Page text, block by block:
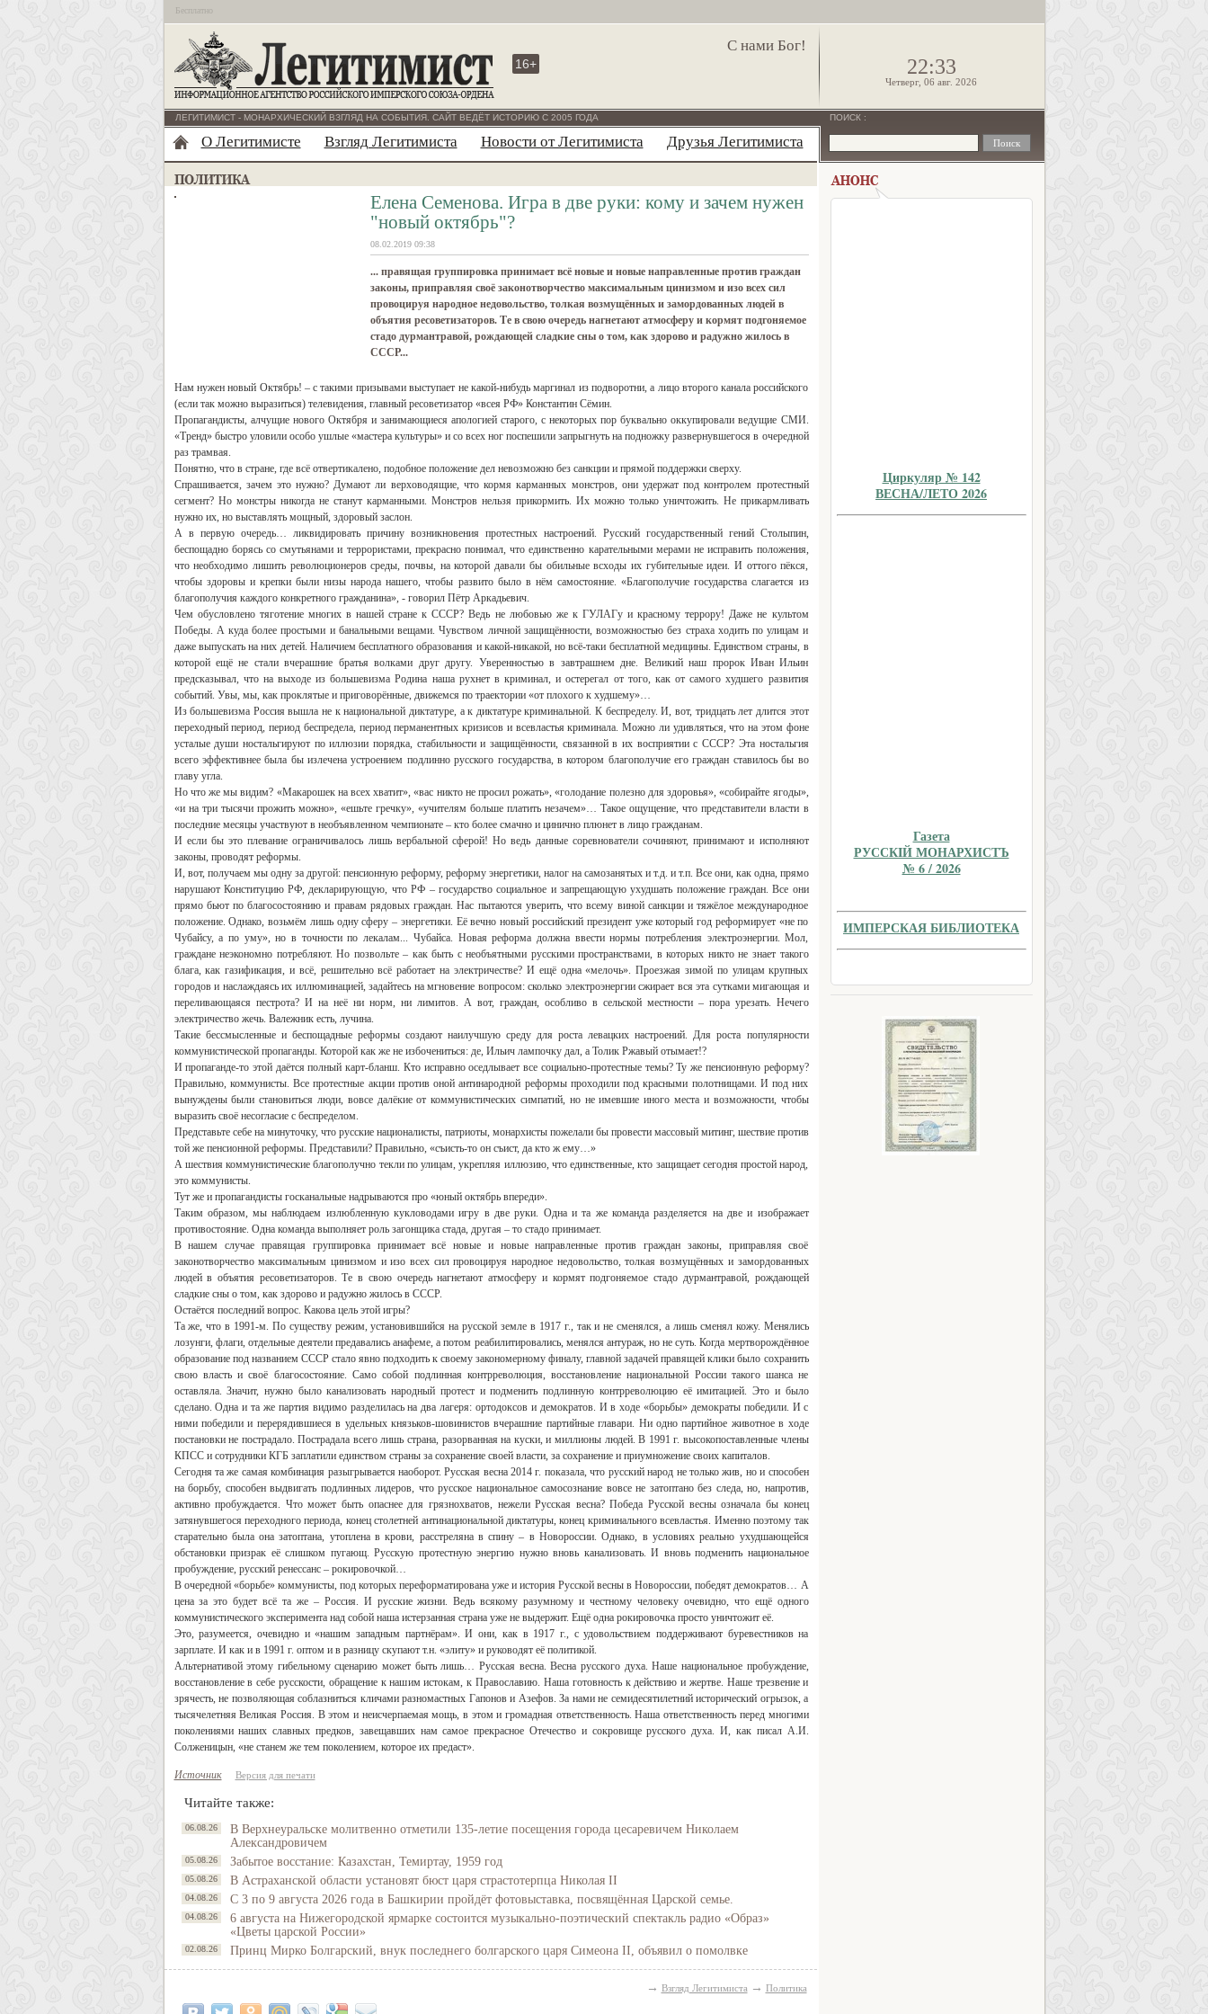
Бесплатно
С нами Бог!
16+ 22:33
Четверг, 06 авг. 2026
ЛЕГИТИМИСТ - МОНАРХИЧЕСКИЙ ВЗГЛЯД НА СОБЫТИЯ. САЙТ ВЕДЁТ ИСТОРИЮ С 2005 ГОДА
О Легитимисте Взгляд Легитимиста Новости от Легитимиста Друзья Легитимиста
Елена Семенова. Игра в две руки: кому и зачем нужен
"новый октябрь"?
08.02.2019 09:38
... правящая группировка принимает всё новые и новые направленные против граждан
законы, приправляя своё законотворчество максимальным цинизмом и изо всех сил
провоцируя народное недовольство, толкая возмущённых и замордованных людей в
объятия ресоветизаторов. Те в свою очередь нагнетают атмосферу и кормят подгоняемое
стадо дурмантравой, рождающей сладкие сны о том, как здорово и радужно жилось в
СССР...
Нам нужен новый Октябрь! – с такими призывами выступает не какой-нибудь маргинал из подворотни, а лицо второго канала российского
(если так можно выразиться) телевидения, главный ресоветизатор «всея РФ» Константин Сёмин.
Пропагандисты, алчущие нового Октября и занимающиеся апологией старого, с некоторых пор буквально оккупировали ведущие СМИ.
«Тренд» быстро уловили особо ушлые «мастера культуры» и со всех ног поспешили запрыгнуть на подножку развернувшегося в очередной
раз трамвая.
Понятно, что в стране, где всё отвертикалено, подобное положение дел невозможно без санкции и прямой поддержки сверху.
Спрашивается, зачем это нужно? Думают ли верховодящие, что кормя карманных монстров, они удержат под контролем протестный
сегмент? Но монстры никогда не станут карманными. Монстров нельзя прикормить. Их можно только уничтожить. Не прикармливать
нужно их, но выставлять мощный, здоровый заслон.
А в первую очередь… ликвидировать причину возникновения протестных настроений. Русский государственный гений Столыпин,
беспощадно борясь со смутьянами и террористами, прекрасно понимал, что единственно карательными мерами не исправить положения,
что необходимо лишить революционеров среды, почвы, на которой давали бы обильные всходы их губительные идеи. И оттого пёкся,
чтобы здоровы и крепки были низы народа нашего, чтобы развито было в нём самостояние. «Благополучие государства слагается из
благополучия каждого конкретного гражданина», - говорил Пётр Аркадьевич.
Чем обусловлено тяготение многих в нашей стране к СССР? Ведь не любовью же к ГУЛАГу и красному террору! Даже не культом
Победы. А куда более простыми и банальными вещами. Чувством личной защищённости, возможностью без страха ходить по улицам и
даже выпускать на них детей. Наличием бесплатного образования и какой-никакой, но всё-таки бесплатной медицины. Единством страны, в
которой ещё не стали вчерашние братья волками друг другу. Уверенностью в завтрашнем дне. Великий наш пророк Иван Ильин
предсказывал, что на выходе из большевизма Родина наша рухнет в криминал, и остерегал от того, как от самого худшего развития
событий. Увы, мы, как проклятые и приговорённые, движемся по траектории «от плохого к худшему»…
Из большевизма Россия вышла не к национальной диктатуре, а к диктатуре криминальной. К беспределу. И, вот, тридцать лет длится этот
переходный период, период беспредела, период перманентных кризисов и всевластья криминала. Можно ли удивляться, что на этом фоне
усталые души ностальгируют по иллюзии порядка, стабильности и защищённости, связанной в их восприятии с СССР? Эта ностальгия
всего эффективнее была бы излечена устроением подлинно русского государства, в котором благополучие его граждан ставилось бы во
главу угла.
Но что же мы видим? «Макарошек на всех хватит», «вас никто не просил рожать», «голодание полезно для здоровья», «собирайте ягоды»,
«и на три тысячи прожить можно», «ешьте гречку», «учителям больше платить незачем»… Такое ощущение, что представители власти в
последние месяцы участвуют в необъявленном чемпионате – кто более смачно и цинично плюнет в лицо гражданам.
И если бы это плевание ограничивалось лишь вербальной сферой! Но ведь данные соревнователи сочиняют, принимают и исполняют
законы, проводят реформы.
И, вот, получаем мы одну за другой: пенсионную реформу, реформу энергетики, налог на самозанятых и т.д. и т.п. Все они, как одна, прямо
нарушают Конституцию РФ, декларирующую, что РФ – государство социальное и запрещающую ухудшать положение граждан. Все они
прямо бьют по благосостоянию и правам рядовых граждан. Нас пытаются уверить, что всему виной санкции и тяжёлое международное
положение. Однако, возьмём лишь одну сферу – энергетики. Её вечно новый российский президент уже который год реформирует «не по
Чубайсу, а по уму», но в точности по лекалам... Чубайса. Новая реформа должна ввести нормы потребления электроэнергии. Мол,
граждане неэкономно потребляют. Но позвольте – как быть с необъятными русскими пространствами, в которых никто не знает такого
блага, как газификация, и всё, решительно всё работает на электричестве? И ещё одна «мелочь». Проезжая зимой по улицам крупных
городов и наслаждаясь их иллюминацией, задайтесь на мгновение вопросом: сколько электроэнергии сжирает вся эта сутками мигающая и
переливающаяся пестрота? И на неё ни норм, ни лимитов. А вот, граждан, особливо в сельской местности – пора урезать. Нечего
электричество жечь. Валежник есть, лучина.
Такие бессмысленные и беспощадные реформы создают наилучшую среду для роста левацких настроений. Для роста популярности
коммунистической пропаганды. Которой как же не избочениться: де, Ильич лампочку дал, а Толик Ржавый отымает!?
И пропаганде-то этой даётся полный карт-бланш. Кто исправно оседлывает все социально-протестные темы? Ту же пенсионную реформу?
Правильно, коммунисты. Все протестные акции против оной антинародной реформы проходили под красными полотнищами. И под них
вынуждены были становиться люди, вовсе далёкие от коммунистических симпатий, но не имевшие иного места и возможности, чтобы
выразить своё несогласие с беспределом.
Представьте себе на минуточку, что русские националисты, патриоты, монархисты пожелали бы провести массовый митинг, шествие против
той же пенсионной реформы. Представили? Правильно, «съисть-то он съист, да кто ж ему…»
А шествия коммунистические благополучно текли по улицам, укрепляя иллюзию, что единственные, кто защищает сегодня простой народ,
это коммунисты.
Тут же и пропагандисты госканальные надрываются про «юный октябрь впереди».
Таким образом, мы наблюдаем излюбленную кукловодами игру в две руки. Одна и та же команда разделяется на две и изображает
противостояние. Одна команда выполняет роль загонщика стада, другая – то стадо принимает.
В нашем случае правящая группировка принимает всё новые и новые направленные против граждан законы, приправляя своё
законотворчество максимальным цинизмом и изо всех сил провоцируя народное недовольство, толкая возмущённых и замордованных
людей в объятия ресоветизаторов. Те в свою очередь нагнетают атмосферу и кормят подгоняемое стадо дурмантравой, рождающей
сладкие сны о том, как здорово и радужно жилось в СССР.
Остаётся последний вопрос. Какова цель этой игры?
Та же, что в 1991-м. По существу режим, установившийся на русской земле в 1917 г., так и не сменялся, а лишь сменял кожу. Менялись
лозунги, флаги, отдельные деятели предавались анафеме, а потом реабилитировались, менялся антураж, но не суть. Когда мертворождённое
образование под названием СССР стало явно подходить к своему закономерному финалу, главной задачей правящей клики было сохранить
свою власть и своё благосостояние. Само собой подлинная контрреволюция, восстановление национальной России такого шанса не
оставляла. Значит, нужно было канализовать народный протест и подменить подлинную контрреволюцию её имитацией. Это и было
сделано. Одна и та же партия видимо разделилась на два лагеря: ортодоксов и демократов. И в ходе «борьбы» демократы победили. И с
ними победили и перерядившиеся в удельных князьков-шовинистов вчерашние партийные главари. Ни одно партийное животное в ходе
постановки не пострадало. Пострадала всего лишь страна, разорванная на куски, и миллионы людей. В 1991 г. высокопоставленные члены
КПСС и сотрудники КГБ заплатили единством страны за сохранение своей власти, за сохранение и приумножение своих капиталов.
Сегодня та же самая комбинация разыгрывается наоборот. Русская весна 2014 г. показала, что русский народ не только жив, но и способен
на борьбу, способен выдвигать подлинных лидеров, что русское национальное самосознание вовсе не затоптано без следа, но, напротив,
активно пробуждается. Что может быть опаснее для грязнохватов, нежели Русская весна? Победа Русской весны означала бы конец
затянувшегося переходного периода, конец столетней антинациональной диктатуры, конец криминального всевластья. Именно поэтому так
старательно была она затоптана, утоплена в крови, расстреляна в спину – в Новороссии. Однако, в условиях реально ухудшающейся
обстановки призрак её слишком пугающ. Русскую протестную энергию нужно вновь канализовать. И вновь подменить национальное
пробуждение, русский ренессанс – рокировочкой…
В очередной «борьбе» коммунисты, под которых переформатирована уже и история Русской весны в Новороссии, победят демократов… А
цена за это будет всё та же – Россия. И русские жизни. Ведь всякому разумному и честному человеку очевидно, что ещё одного
коммунистического эксперимента над собой наша истерзанная страна уже не выдержит. Ещё одна рокировочка просто уничтожит её.
Это, разумеется, очевидно и «нашим западным партнёрам». И они, как в 1917 г., с удовольствием поддерживают буревестников на
зарплате. И как и в 1991 г. оптом и в разницу скупают т.н. «элиту» и руководят её политикой.
Альтернативой этому гибельному сценарию может быть лишь… Русская весна. Весна русского духа. Наше национальное пробуждение,
восстановление в себе русскости, обращение к нашим истокам, к Православию. Наша готовность к действию и жертве. Наше трезвение и
зрячесть, не позволяющая соблазниться кличами разномастных Гапонов и Азефов. За нами не семидесятилетний исторический огрызок, а
тысячелетняя Великая Россия. В этом и неисчерпаемая мощь, в этом и громадная ответственность. Наша ответственность перед многими
поколениями наших славных предков, завещавших нам самое прекрасное Отечество и сокровище русского духа. И, как писал А.И.
Солженицын, «не станем же тем поколением, которое их предаст».
Источник Версия для печати
Читайте также:
06.08.26
В Верхнеуральске молитвенно отметили 135-летие посещения города цесаревичем Николаем
Александровичем
05.08.26 Забытое восстание: Казахстан, Темиртау, 1959 год
05.08.26 В Астраханской области установят бюст царя страстотерпца Николая II
04.08.26 С 3 по 9 августа 2026 года в Башкирии пройдёт фотовыставка, посвящённая Царской семье.
04.08.26
6 августа на Нижегородской ярмарке состоится музыкально-поэтический спектакль радио «Образ»
«Цветы царской России»
02.08.26 Принц Мирко Болгарский, внук последнего болгарского царя Симеона II, объявил о помолвке
→ Взгляд Легитимиста → Политика
ПОИСК :
Циркуляр № 142
ВЕСНА/ЛЕТО 2026
Газета
РУССКIЙ МОНАРХИСТЪ
№ 6 / 2026
ИМПЕРСКАЯ БИБЛИОТЕКА